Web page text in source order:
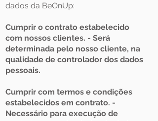
dados da BeOnUp:
Cumprir o contrato estabelecido
com nossos clientes. - Será
determinada pelo nosso cliente, na
qualidade de controlador dos dados
pessoais.
Cumprir com termos e condições
estabelecidos em contrato. -
Necessário para execução de